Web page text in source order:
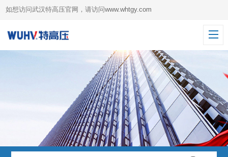
如想访问武汉特高压官网，请访问www.whtgy.com